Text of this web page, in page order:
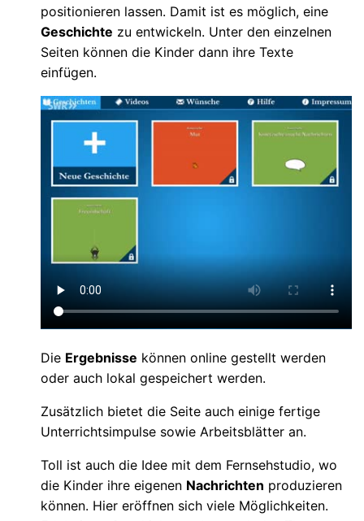
positionieren lassen. Damit ist es möglich, eine
Geschichte zu entwickeln. Unter den einzelnen
Seiten können die Kinder dann ihre Texte
einfügen.
Die Ergebnisse können online gestellt werden
oder auch lokal gespeichert werden.
Zusätzlich bietet die Seite auch einige fertige
Unterrichtsimpulse sowie Arbeitsblätter an.
Toll ist auch die Idee mit dem Fernsehstudio, wo
die Kinder ihre eigenen Nachrichten produzieren
können. Hier eröffnen sich viele Möglichkeiten.